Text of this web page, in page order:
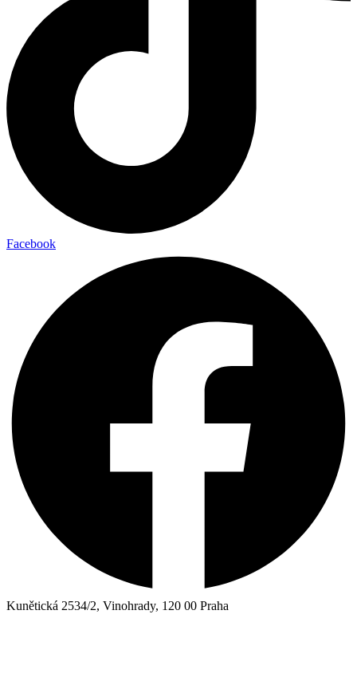
Facebook
Kunětická 2534/2, Vinohrady, 120 00 Praha